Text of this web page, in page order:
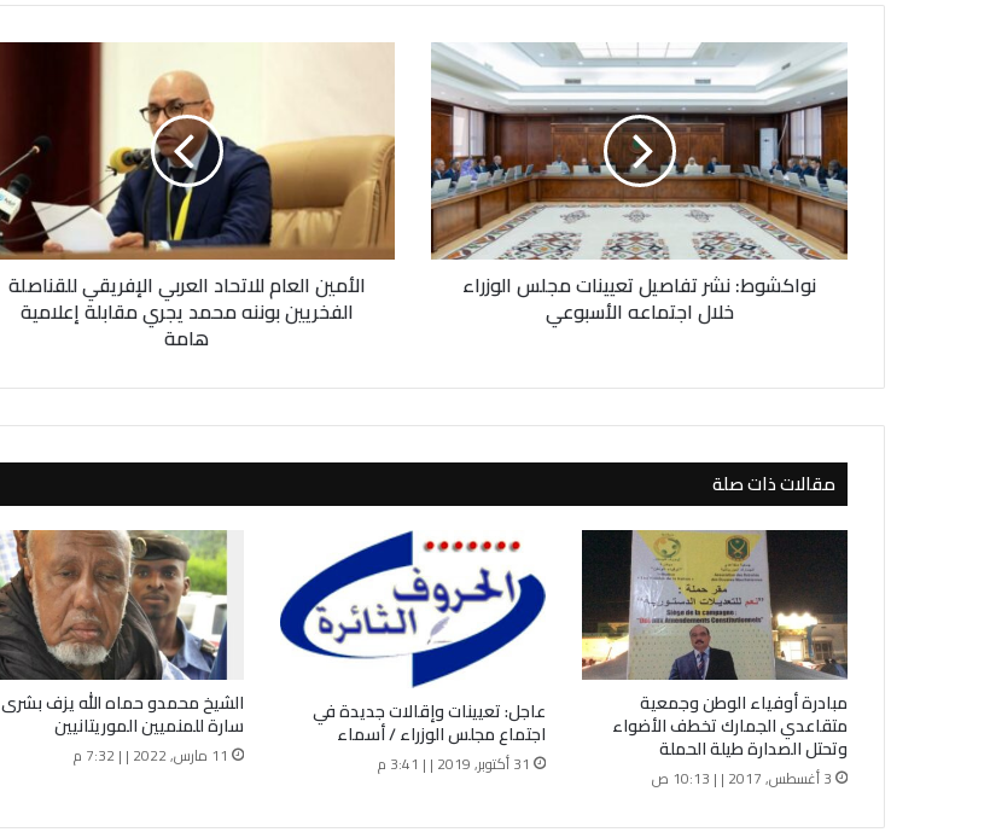
ن
و
ا
ك
ش
و
ط
ن
ا
ي
ل
ع
ي
ا
ت
م
ج
ل
س
ا
ل
نواكشوط: نشر تفاصيل تعيينات مجلس الوزراء
خلال اجتماعه الأسبوعي
م
ي
ن
ع
ا
ح
ا
ا
ل
ع
ر
ي
ا
إ
ف
ر
الأمين العام للاتحاد العربي الإفريقي للقناصلة
الفخريين بوننه محمد يجري مقابلة إعلامية
هامة
مقالات ذات صلة
مبادرة أوفياء الوطن وجمعية
متقاعدي الجمارك تخطف الأضواء
وتحتل الصدارة طيلة الحملة
3 أغسطس, 2017 | | 10:13 ص
عاجل: تعيينات وإقالات جديدة في
اجتماع مجلس الوزراء / أسماء
31 أكتوبر, 2019 | | 3:41 م
الشيخ محمدو حماه الله يزف بشرى
سارة للمنميين الموريتانيين
11 مارس, 2022 | | 7:32 م